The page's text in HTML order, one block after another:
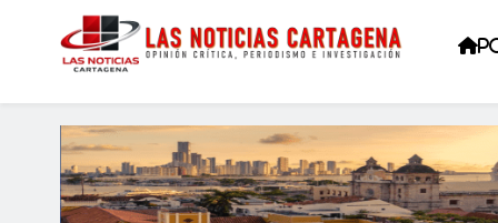
Cae el alcalde de
Hospital
Megaoperativo en
Capturan y envían
Cae el alcalde de
LAS NOTICIAS CARTAGENA
Periodismo e Investigación